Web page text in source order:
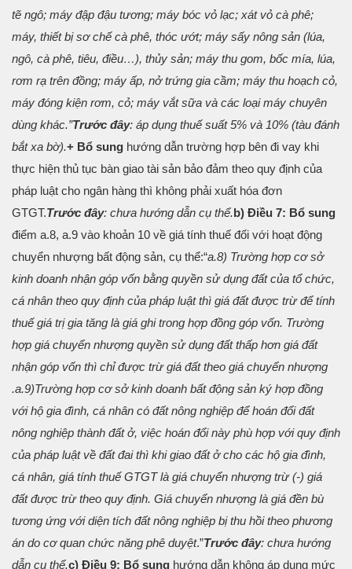
tẽ ngô; máy đập đậu tương; máy bóc vỏ lạc; xát vỏ cà phê;
máy, thiết bị sơ chế cà phê, thóc ướt; máy sấy nông sản (lúa,
ngô, cà phê, tiêu, điều…), thủy sản; máy thu gom, bốc mía, lúa,
rơm rạ trên đồng; máy ấp, nở trứng gia cầm; máy thu hoạch cỏ,
máy đóng kiện rơm, cỏ; máy vắt sữa và các loại máy chuyên
dùng khác.”Trước đây: áp dụng thuế suất 5% và 10% (tàu đánh
bắt xa bờ).+ Bổ sung hướng dẫn trường hợp bên đi vay khi
thực hiện thủ tục bàn giao tài sản bảo đảm theo quy định của
pháp luật cho ngân hàng thì không phải xuất hóa đơn
GTGT.Trước đây: chưa hướng dẫn cụ thể.b) Điều 7: Bổ sung
điểm a.8, a.9 vào khoản 10 về giá tính thuế đối với hoạt động
chuyển nhượng bất động sản, cụ thể:“a.8) Trường hợp cơ sở
kinh doanh nhận góp vốn bằng quyền sử dụng đất của tổ chức,
cá nhân theo quy định của pháp luật thì giá đất được trừ để tính
thuế giá trị gia tăng là giá ghi trong hợp đồng góp vốn. Trường
hợp giá chuyển nhượng quyền sử dụng đất thấp hơn giá đất
nhận góp vốn thì chỉ được trừ giá đất theo giá chuyển nhượng
.a.9)Trường hợp cơ sở kinh doanh bất động sản ký hợp đồng
với hộ gia đình, cá nhân có đất nông nghiệp để hoán đổi đất
nông nghiệp thành đất ở, việc hoán đổi này phù hợp với quy định
của pháp luật về đất đai thì khi giao đất ở cho các hộ gia đình,
cá nhân, giá tính thuế GTGT là giá chuyển nhượng trừ (-) giá
đất được trừ theo quy định. Giá chuyển nhượng là giá đền bù
tương ứng với diện tích đất nông nghiệp bị thu hồi theo phương
án do cơ quan chức năng phê duyệt.”Trước đây: chưa hướng
dẫn cụ thể.c) Điều 9: Bổ sung hướng dẫn không áp dụng mức